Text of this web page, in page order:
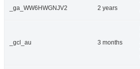
_ga_WW6HWGNJV2 2 years
_gcl_au 3 months